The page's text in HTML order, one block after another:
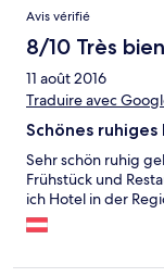
Avis vérifié
8/10 Très bien
11 août 2016
Traduire avec
Schönes
Sehr schön ruhig
Frühstück und
ich Hotel in der